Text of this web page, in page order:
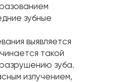
зубные
выявляется
такой
зуба.
излучением,